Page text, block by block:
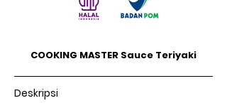
COOKING MASTER Sauce Teriyaki
Deskripsi